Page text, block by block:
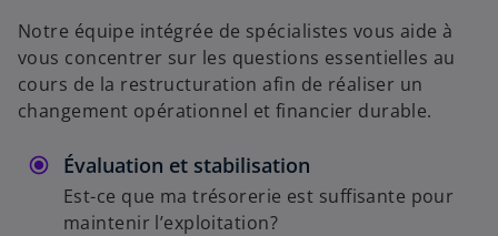
Notre équipe intégrée de spécialistes vous aide à
vous concentrer sur les questions essentielles au
cours de la restructuration afin de réaliser un
changement opérationnel et financier durable.
Évaluation et stabilisation
Est-ce que ma trésorerie est suffisante pour
maintenir l’exploitation?